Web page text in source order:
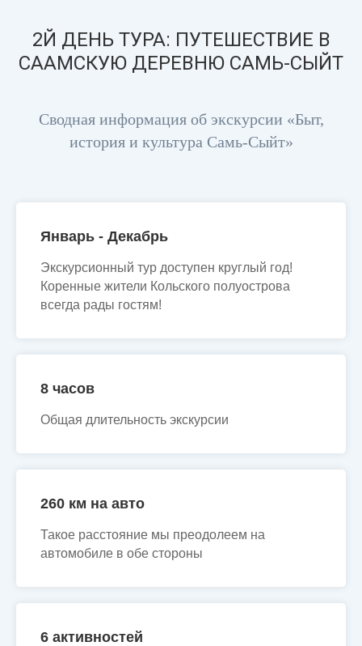
2Й ДЕНЬ ТУРА: ПУТЕШЕСТВИЕ В
СААМСКУЮ ДЕРЕВНЮ САМЬ-СЫЙТ
Сводная информация об экскурсии «Быт,
история и культура Самь-Сыйт»
Январь - Декабрь
Экскурсионный тур доступен круглый год!
Коренные жители Кольского полуострова
всегда рады гостям!
8 часов
Общая длительность экскурсии
260 км на авто
Такое расстояние мы преодолеем на
автомобиле в обе стороны
6 активностей